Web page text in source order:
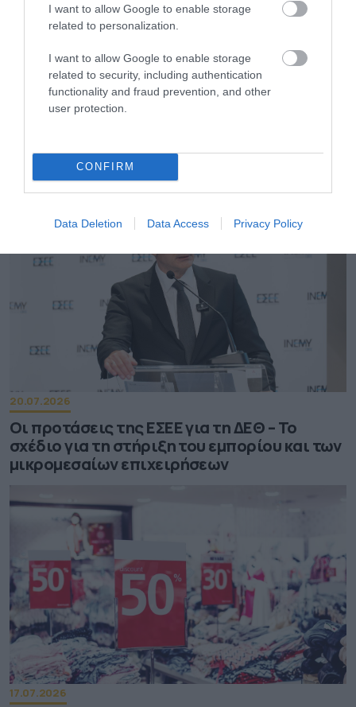
I want to allow Google to enable storage
related to personalization.
I want to allow Google to enable storage
related to security, including authentication
functionality and fraud prevention, and other
user protection.
CONFIRM
Data Deletion Data Access Privacy Policy
22.07.2026
μεταρρυθμίσεις έχουν μεγαλύτερη αξία από
τις προσωρινές παροχές»
20.07.2026
Οι προτάσεις της ΕΣΕΕ για τη ΔΕΘ – Το
σχέδιο για τη στήριξη του εμπορίου και των
μικρομεσαίων επιχειρήσεων
17.07.2026